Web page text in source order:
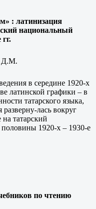
: латинизация
национальный
Д.М.
в середине 1920-х
латинской графики – в
татарского языка,
лась вокруг
татарский
1920-х – 1930-е
по чтению